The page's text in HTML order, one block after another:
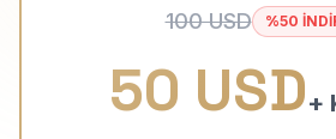
100 USD %50
50 USD+